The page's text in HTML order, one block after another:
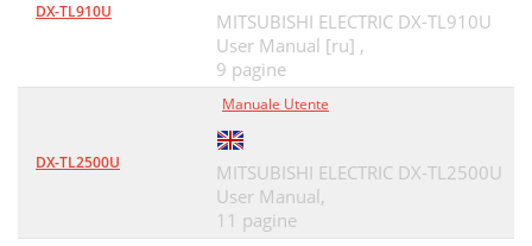
DX-TL910U
MITSUBISHI ELECTRIC DX-TL910U
User Manual [ru] ,
9 pagine
DX-TL2500U
Manuale Utente
MITSUBISHI ELECTRIC DX-TL2500U
User Manual,
11 pagine